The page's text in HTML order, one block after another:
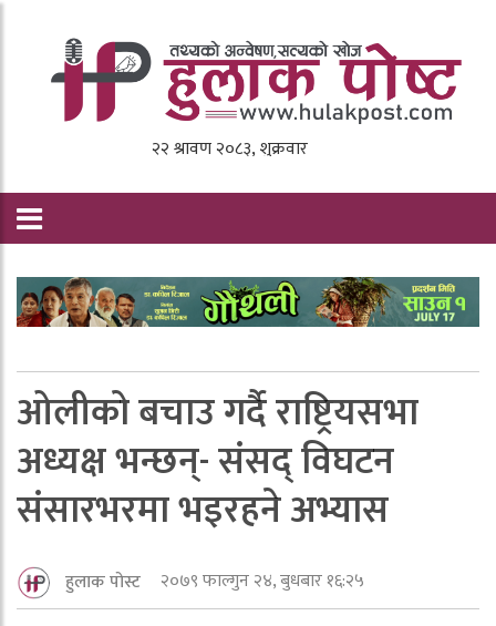
ओलीको बचाउ गर्दै राष्ट्रियसभा
अध्यक्ष भन्छन्- संसद्‍ विघटन
संसारभरमा भइरहने अभ्यास
हुलाक पोस्ट २०७९ फाल्गुन २४, बुधबार १६:२५